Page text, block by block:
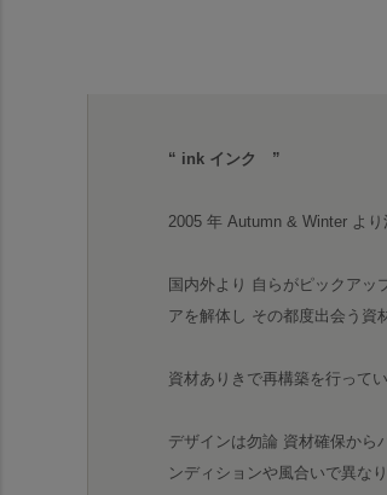
“ ink インク ”
2005 年 Autumn & Winter より
国内外より 自らがピックアッ
アを解体し その都度出会う資
資材ありきで再構築を行って
デザインは勿論 資材確保から
ンディションや風合いで異な